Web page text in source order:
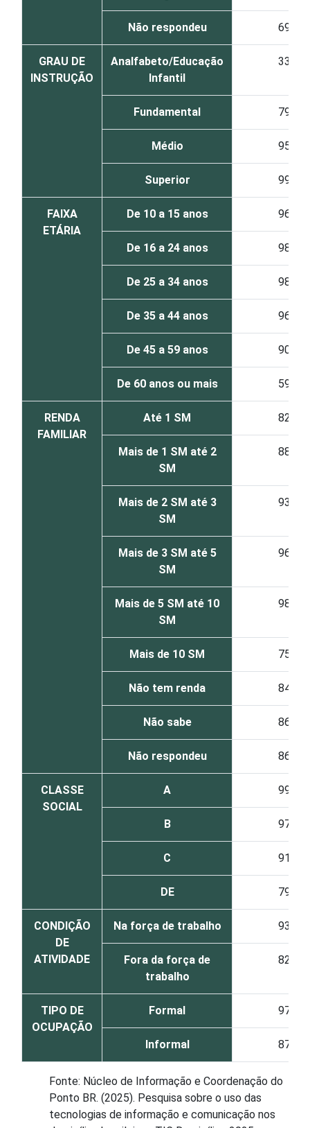
Não respondeu 69
GRAU DE
INSTRUÇÃO
Analfabeto/Educação
Infantil
33
Fundamental 79
Médio 95
Superior 99
FAIXA
ETÁRIA
De 10 a 15 anos 96
De 16 a 24 anos 98
De 25 a 34 anos 98
De 35 a 44 anos 96
De 45 a 59 anos 90
De 60 anos ou mais 59
RENDA
FAMILIAR
Até 1 SM 82
Mais de 1 SM até 2
SM
88
Mais de 2 SM até 3
SM
93
Mais de 3 SM até 5
SM
96
Mais de 5 SM até 10
SM
98
Mais de 10 SM 75
Não tem renda 84
Não sabe 86
Não respondeu 86
CLASSE
SOCIAL
A 99
B 97
C 91
DE 79
CONDIÇÃO
DE
ATIVIDADE
Na força de trabalho 93
Fora da força de
trabalho
82
TIPO DE
OCUPAÇÃO
Formal 97
Informal 87
Fonte: Núcleo de Informação e Coordenação do
Ponto BR. (2025). Pesquisa sobre o uso das
tecnologias de informação e comunicação nos